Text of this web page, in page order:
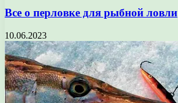
Все о перловке для рыбной ловли
10.06.2023